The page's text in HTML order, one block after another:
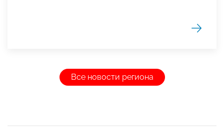
Все новости региона